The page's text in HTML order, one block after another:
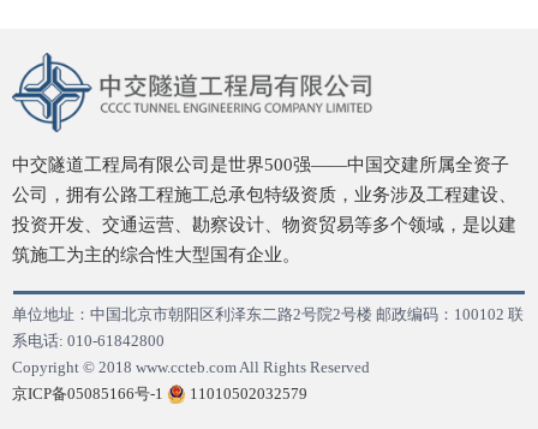
中交隧道工程局有限公司是世界500强——中国交建所属全资子
公司，拥有公路工程施工总承包特级资质，业务涉及工程建设、
投资开发、交通运营、勘察设计、物资贸易等多个领域，是以建
筑施工为主的综合性大型国有企业。
单位地址：中国北京市朝阳区利泽东二路2号院2号楼 邮政编码：100102 联
系电话: 010-61842800
Copyright © 2018 www.ccteb.com All Rights Reserved
京ICP备05085166号-1
11010502032579